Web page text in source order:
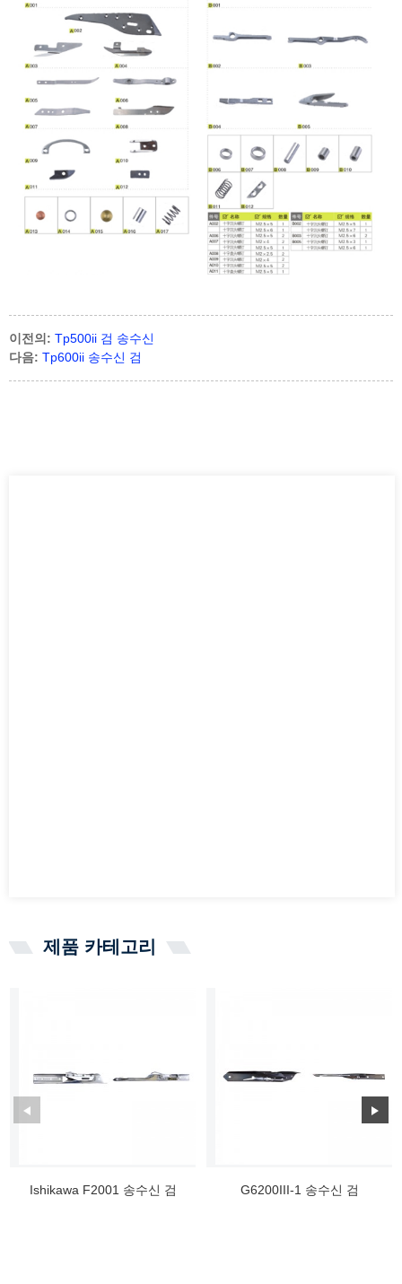
이전의: Tp500ii 검 송수신
다음: Tp600ii 송수신 검
제품 카테고리
Ishikawa F2001 송수신 검 G6200III-1 송수신 검